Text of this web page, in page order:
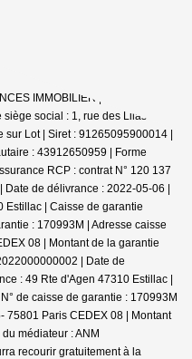
IMMOBILIER | Raison
social : 1, rue des Lilas -
sur Lot | Siret : 91265095900014 |
: 43912650959 | Forme
RCP : contrat N° 120 137
de délivrance : 2022-05-06 |
Estillac | Caisse de garantie
: 170993M | Adresse caisse
08 | Montant de la garantie
| Date de
: 49 Rte d'Agen 47310 Estillac |
de caisse de garantie : 170993M
75801 Paris CEDEX 08 | Montant
médiateur : ANM
recourir gratuitement à la